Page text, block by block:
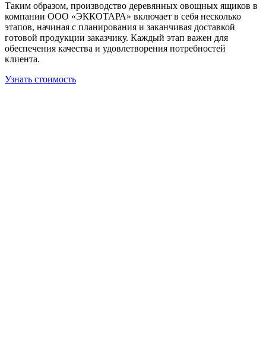
Таким образом, производство деревянных овощных ящиков в
компании ООО «ЭККОТАРА» включает в себя несколько
этапов, начиная с планирования и заканчивая доставкой
готовой продукции заказчику. Каждый этап важен для
обеспечения качества и удовлетворения потребностей
клиента.
Узнать стоимость